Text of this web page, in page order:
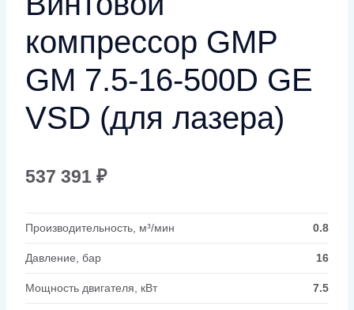
компрессор GMP
GM 7.5-16-500D GE
VSD (для лазера)
537 391 ₽
Производительность, м³/мин 0.8
Давление, бар 16
Мощность двигателя, кВт 7.5